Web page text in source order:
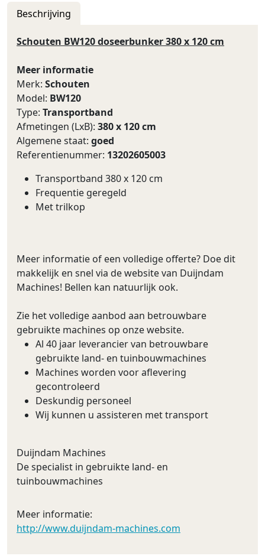
Beschrijving
Schouten BW120 doseerbunker 380 x 120 cm
Meer informatie
Merk: Schouten
Model: BW120
Type: Transportband
Afmetingen (LxB): 380 x 120 cm
Algemene staat: goed
Referentienummer: 13202605003
Transportband 380 x 120 cm
Frequentie geregeld
Met trilkop
Meer informatie of een volledige offerte? Doe dit
makkelijk en snel via de website van Duijndam
Machines! Bellen kan natuurlijk ook.
Zie het volledige aanbod aan betrouwbare
gebruikte machines op onze website.
Al 40 jaar leverancier van betrouwbare
gebruikte land- en tuinbouwmachines
Machines worden voor aflevering
gecontroleerd
Deskundig personeel
Wij kunnen u assisteren met transport
Duijndam Machines
De specialist in gebruikte land- en
tuinbouwmachines
Meer informatie:
http://www.duijndam-machines.com